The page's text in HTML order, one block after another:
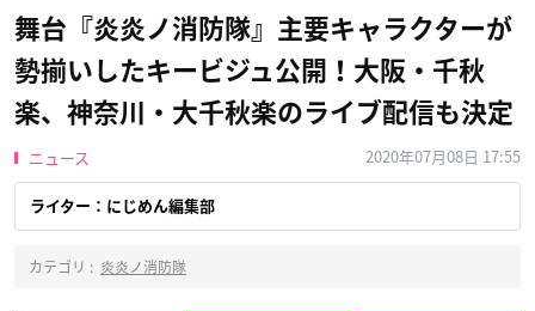
舞台『炎炎ノ消防隊』主要キャラクターが
勢揃いしたキービジュ公開！大阪・千秋
楽、神奈川・大千秋楽のライブ配信も決定
ニュース 2020年07月08日 17:55
ライター：にじめん編集部
カテゴリ : 炎炎ノ消防隊